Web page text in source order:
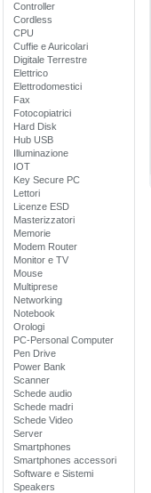
Controller
Cordless
CPU
Cuffie e Auricolari
Digitale Terrestre
Elettrico
Elettrodomestici
Fax
Fotocopiatrici
Hard Disk
Hub USB
Illuminazione
IOT
Key Secure PC
Lettori
Licenze ESD
Masterizzatori
Memorie
Modem Router
Monitor e TV
Mouse
Multiprese
Networking
Notebook
Orologi
PC-Personal Computer
Pen Drive
Power Bank
Scanner
Schede audio
Schede madri
Schede Video
Server
Smartphones
Smartphones accessori
Software e Sistemi
Speakers